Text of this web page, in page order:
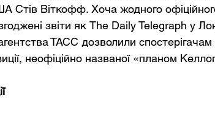
Стів Віткофф. Хоча жодного
звіти як The Daily Telegraph у
ТАСС дозволили
неофіційно названої «планом